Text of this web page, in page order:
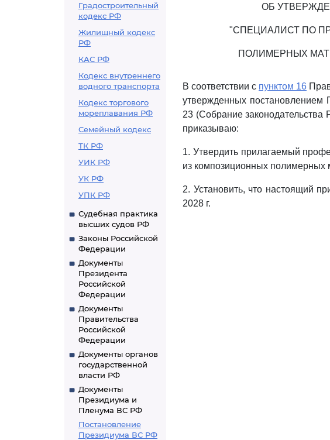
Градостроительный
кодекс РФ
Жилищный кодекс
РФ
КАС РФ
Кодекс внутреннего
водного транспорта
Кодекс торгового
мореплавания РФ
Семейный кодекс
ТК РФ
УИК РФ
УК РФ
УПК РФ
Судебная практика
высших судов РФ
Законы Российской
Федерации
Документы
Президента
Российской
Федерации
Документы
Правительства
Российской
Федерации
Документы органов
государственной
власти РФ
Документы
Президиума и
Пленума ВС РФ
Постановление
Президиума ВС РФ
ОБ
"СПЕЦИАЛИСТ ПО
ПОЛИМЕРНЫХ
В соответствии с пунктом 16
утвержденных постановлением
23 (Собрание законодательства
приказываю:
1. Утвердить прилагаемый
из композиционных полимерных
2. Установить, что настоящий
2028 г.